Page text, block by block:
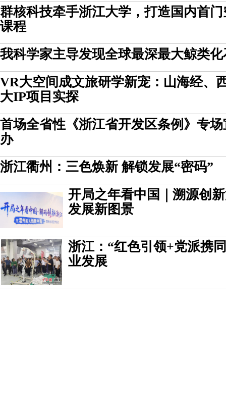
群核科技牵手浙江大学，打造国内首
课程
我科学家主导发现全球最深最大鲸类
VR大空间成文旅研学新宠：山海经、
大IP项目实探
首场全省性《浙江省开发区条例》专
办
浙江衢州：三色焕新 解锁发展“密码”
开局之年看中国｜溯源创
发展新图景
浙江：“红色引领+党派携
业发展